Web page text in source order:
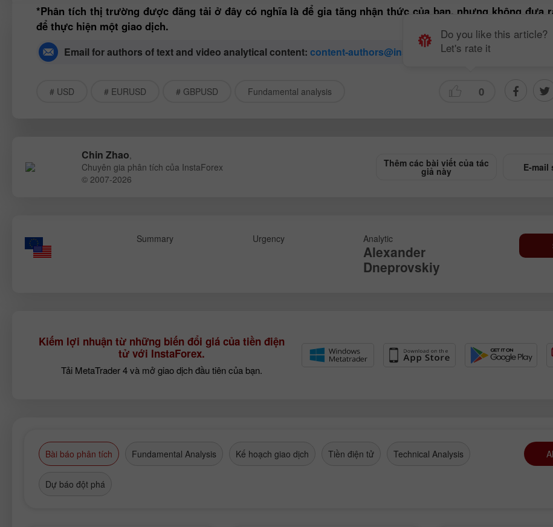
*Phân tích thị trường được đăng tải ở đây có nghĩa là để gia tăng nhận thức của bạn, nhưng không đưa
để thực hiện một giao dịch.
Email for authors of text and video analytical content: content-authors@instaforex.com
# USD # EURUSD # GBPUSD Fundamental analysis 0
Do you like this article?
Let's rate it
Chin Zhao,
Chuyên gia phân tích của InstaForex
© 2007-2026
Thêm các bài viết của tác
giả này E-
Summary Urgency Analytic
Alexander
Dneprovskiy
Kiếm lợi nhuận từ những biến đổi giá của tiền điện
tử với InstaForex.
Tải MetaTrader 4 và mở giao dịch đầu tiên của bạn.
Bài báo phân tích Fundamental Analysis Kế hoạch giao dịch Tiền điện tử Technical Analysis
Dự báo đột phá
Mở tài khoản